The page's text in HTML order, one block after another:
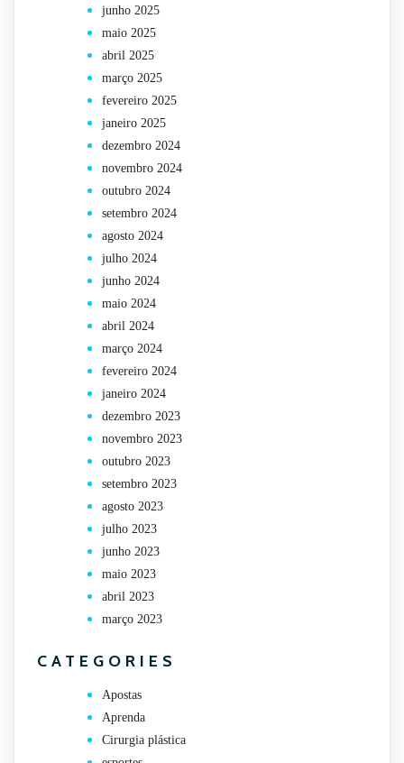
junho 2025
maio 2025
abril 2025
março 2025
fevereiro 2025
janeiro 2025
dezembro 2024
novembro 2024
outubro 2024
setembro 2024
agosto 2024
julho 2024
junho 2024
maio 2024
abril 2024
março 2024
fevereiro 2024
janeiro 2024
dezembro 2023
novembro 2023
outubro 2023
setembro 2023
agosto 2023
julho 2023
junho 2023
maio 2023
abril 2023
março 2023
CATEGORIES
Apostas
Aprenda
Cirurgia plástica